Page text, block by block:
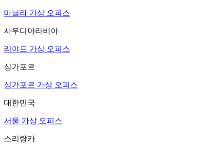
마닐라 가상 오피스
사우디아라비아
리야드 가상 오피스
싱가포르
싱가포르 가상 오피스
대한민국
서울 가상 오피스
스리랑카